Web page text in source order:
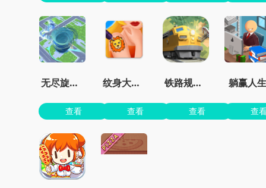
无尽旋转模拟器
查看
纹身大师墨水颜色
查看
铁路规划新星
查看
躺赢人生
查